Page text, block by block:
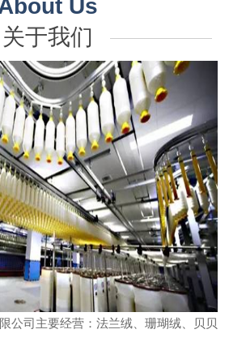
Us
关于我们
司主要经营：法兰绒、珊瑚绒、贝贝